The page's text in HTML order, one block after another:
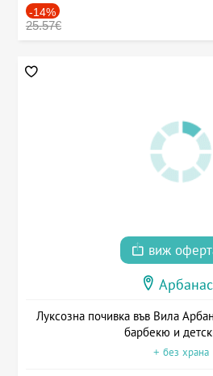
-14%
25.57€
виж
Луксозна почивка във Вила
барбекю и
+ без храна